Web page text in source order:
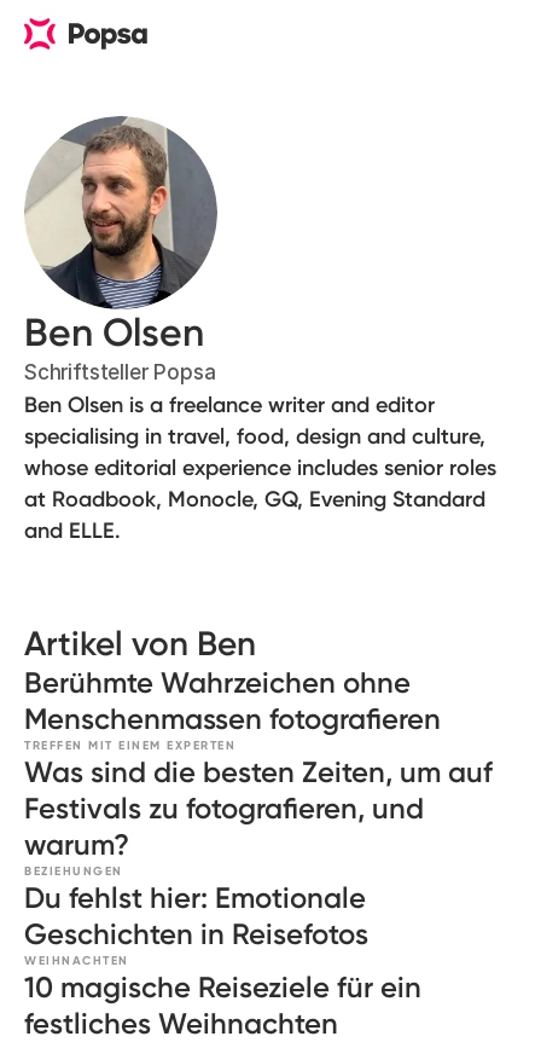
Ben Olsen
Schriftsteller Popsa
Ben Olsen is a freelance writer and editor
specialising in travel, food, design and culture,
whose editorial experience includes senior roles
at Roadbook, Monocle, GQ, Evening Standard
and ELLE.
Artikel von Ben
Berühmte Wahrzeichen ohne
Menschenmassen fotografieren
TREFFEN MIT EINEM EXPERTEN
Was sind die besten Zeiten, um auf
Festivals zu fotografieren, und
warum?
BEZIEHUNGEN
Du fehlst hier: Emotionale
Geschichten in Reisefotos
WEIHNACHTEN
10 magische Reiseziele für ein
festliches Weihnachten